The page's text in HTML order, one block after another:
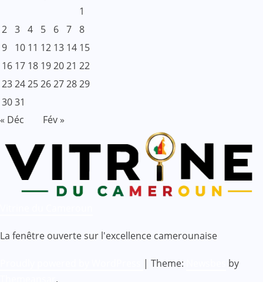
1
2 3 4 5 6 7 8
9
10 11 12 13 14 15
16 17 18 192021 22
23242526272829
3031
« Déc
Fév »
La fenêtre ouverte sur l'excellence camerounaise
| Theme:
by
.